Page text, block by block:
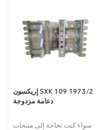
إريكسون SXK 109 1973/2
دعامة مزدوجة
سواء كنت بحاجة إلى منتجات